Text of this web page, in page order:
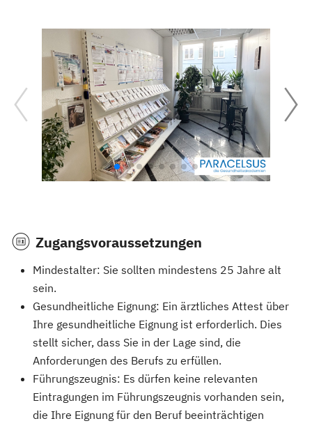
Zugangsvoraussetzungen
Mindestalter: Sie sollten mindestens 25 Jahre alt
sein.
Gesundheitliche Eignung: Ein ärztliches Attest über
Ihre gesundheitliche Eignung ist erforderlich. Dies
stellt sicher, dass Sie in der Lage sind, die
Anforderungen des Berufs zu erfüllen.
Führungszeugnis: Es dürfen keine relevanten
Eintragungen im Führungszeugnis vorhanden sein,
die Ihre Eignung für den Beruf beeinträchtigen